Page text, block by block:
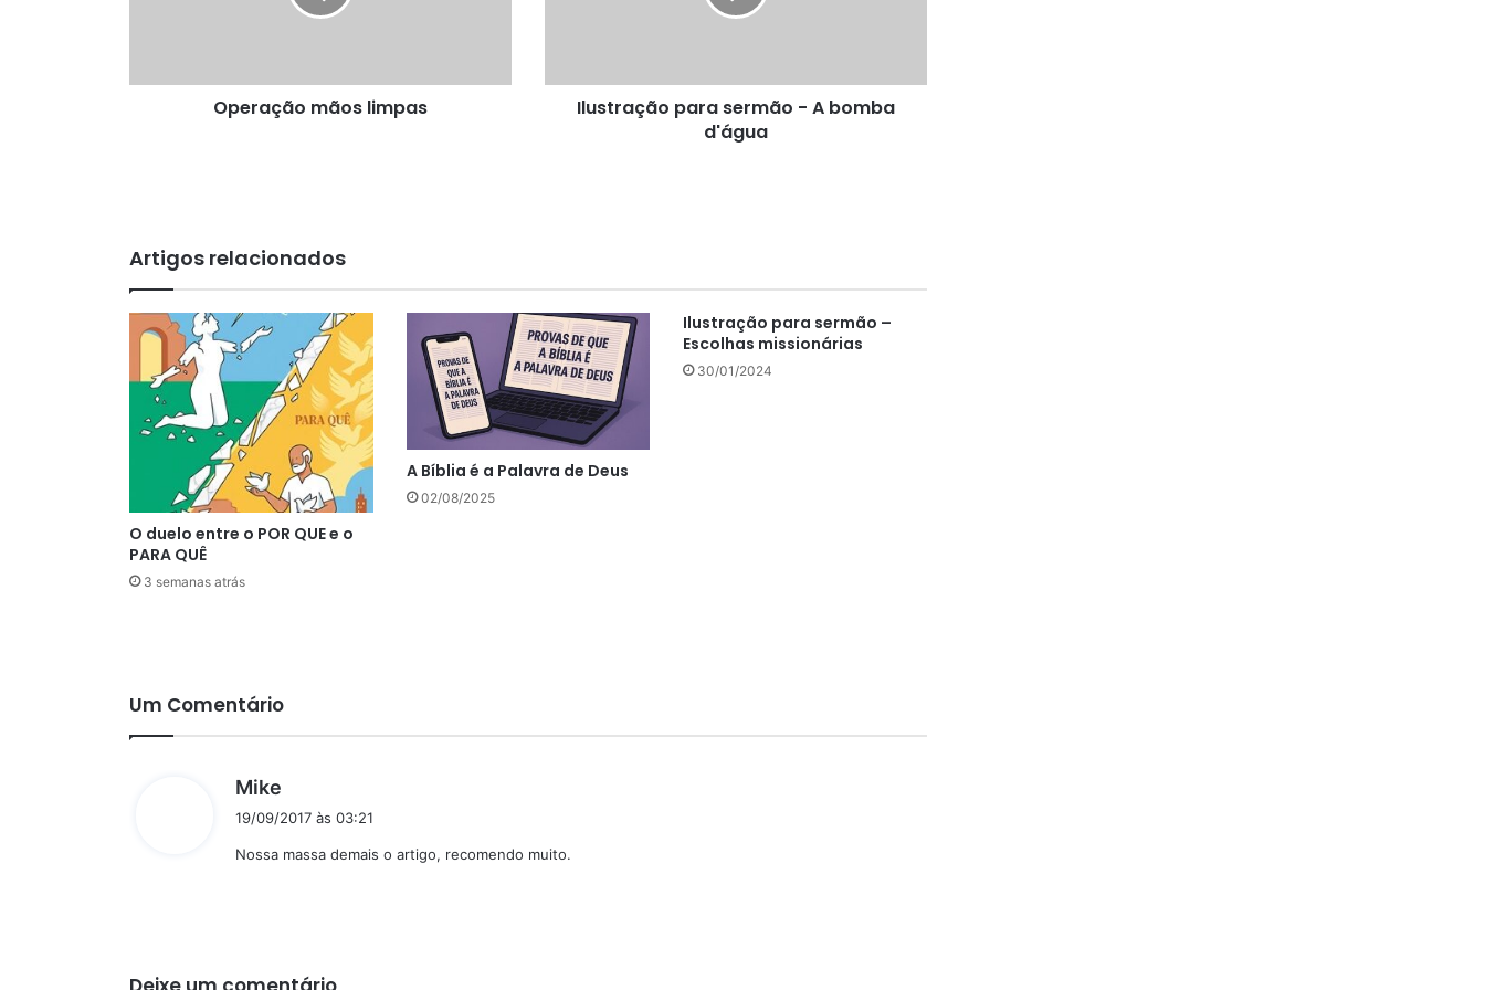
Operação mãos limpas
Ilustração para sermão - A bomba
d'água
Artigos relacionados
O duelo entre o POR QUE e o
PARA QUÊ
3 semanas atrás
A Bíblia é a Palavra de Deus
02/08/2025
Ilustração para sermão –
Escolhas missionárias
30/01/2024
Um Comentário
Mike
s
19/09/2017 às 03:21
Nossa massa demais o artigo, recomendo muito.